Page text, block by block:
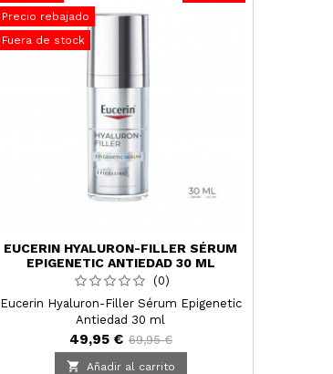
Precio rebajado
Fuera de stock
EUCERIN HYALURON-FILLER SÉRUM
EPIGENETIC ANTIEDAD 30 ML
(0)
Eucerin Hyaluron-Filler Sérum Epigenetic
Antiedad 30 ml
49,95 € 69,95 €

Añadir al carrito